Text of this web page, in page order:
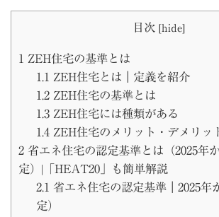
目次 [hide]
1
ZEH住宅の基準とは
1.1
ZEH住宅とは｜定義を紹介
1.2ZEH住宅の基準とは
1.3ZEH住宅には種類がある
1.4ZEH住宅のメリット・デメリッ
2 省エネ住宅の認定基準とは（2025年
定）|「HEAT20」も簡単解説
2.1
省エネ住宅の認定基準｜2025年
定）